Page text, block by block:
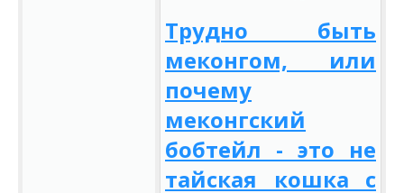
Трудно быть
меконгом, или
почему
меконгский
бобтейл - это не
тайская кошка с